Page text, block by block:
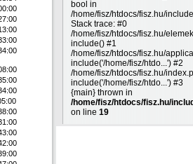
bool in
/home/fisz/htdocs/fisz.hu/
Stack trace: #0
/home/fisz/htdocs/fisz.hu/
include() #1
/home/fisz/htdocs/fisz.hu/
include('/home/fisz/htdo...') #2
/home/fisz/htdocs/fisz.hu/
include('/home/fisz/htdo...') #3
{main} thrown in
/home/fisz/htdocs/fisz.hu/
on line 19